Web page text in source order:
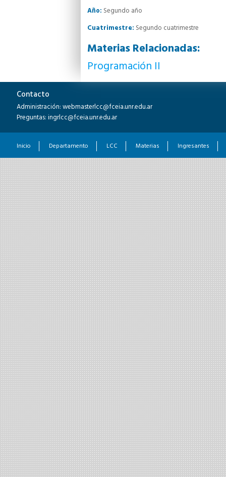
Año: Segundo año
Cuatrimestre: Segundo cuatrimestre
Materias Relacionadas:
Programación II
Contacto
Administración: webmasterlcc@fceia.unr.edu.ar
Preguntas: ingrlcc@fceia.unr.edu.ar
Inicio Departamento LCC Materias Ingresantes